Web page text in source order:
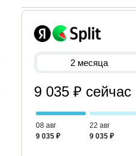
2 месяца
9 035 ₽ сейчас
08 авг
9 035 ₽
22 авг
9 035 ₽